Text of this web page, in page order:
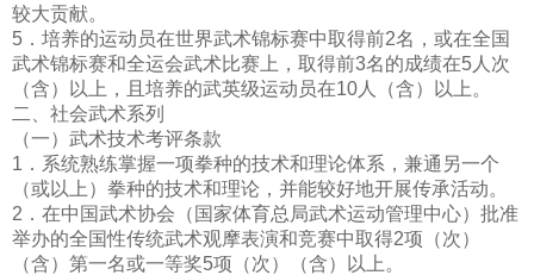
较大贡献。
5．培养的运动员在世界武术锦标赛中取得前2名，或在全国
武术锦标赛和全运会武术比赛上，取得前3名的成绩在5人次
（含）以上，且培养的武英级运动员在10人（含）以上。
二、社会武术系列
（一）武术技术考评条款
1．系统熟练掌握一项拳种的技术和理论体系，兼通另一个
（或以上）拳种的技术和理论，并能较好地开展传承活动。
2．在中国武术协会（国家体育总局武术运动管理中心）批准
举办的全国性传统武术观摩表演和竞赛中取得2项（次）
（含）第一名或一等奖5项（次）（含）以上。